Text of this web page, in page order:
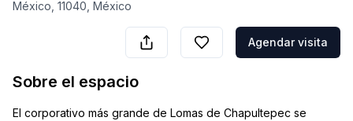
México, 11040, México
Agendar visita
Sobre el espacio
El corporativo más grande de Lomas de Chapultepec se